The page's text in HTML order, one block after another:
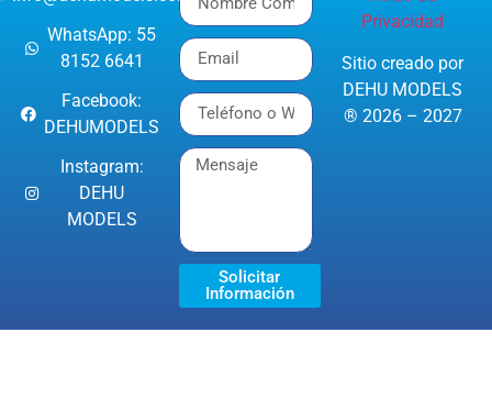
WhatsApp: 55
8152 6641
Facebook:
DEHUMODELS
Instagram:
DEHU
MODELS
Solicitar
Información
Privacidad
Sitio creado por
DEHU MODELS
® 2026 – 2027